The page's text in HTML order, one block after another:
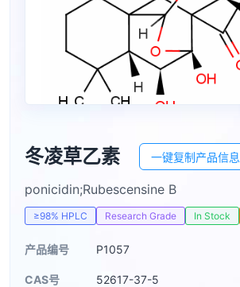
冬凌草乙素 一键复制产品信息
ponicidin;Rubescensine B
≥98% HPLC Research Grade In Stock
产品编号 P1057
CAS号 52617-37-5